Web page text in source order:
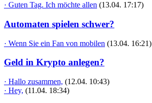
· Guten Tag. Ich möchte allen (13.04. 17:17)
Automaten spielen schwer?
· Wenn Sie ein Fan von mobilen (13.04. 16:21)
Geld in Krypto anlegen?
· Hallo zusammen, (12.04. 10:43)
· Hey, (11.04. 18:34)